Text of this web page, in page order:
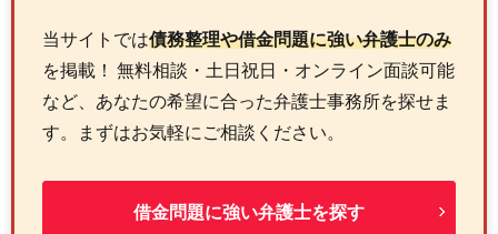
当サイトでは債務整理や借金問題に強い弁護士のみ
を掲載！ 無料相談・土日祝日・オンライン面談可能
など、あなたの希望に合った弁護士事務所を探せま
す。まずはお気軽にご相談ください。
借金問題に強い弁護士を探す